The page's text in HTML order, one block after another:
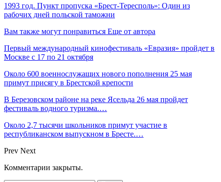
1993 год. Пункт пропуска «Брест-Тересполь»: Один из
рабочих дней польской таможни
Вам также могут понравиться Еще от автора
Первый международный кинофестиваль «Евразия» пройдет в
Москве с 17 по 21 октября
Около 600 военнослужащих нового пополнения 25 мая
примут присягу в Брестской крепости
В Березовском районе на реке Ясельда 26 мая пройдет
фестиваль водного туризма.…
Около 2,7 тысячи школьников примут участие в
республиканском выпускном в Бресте.…
Prev Next
Комментарии закрыты.